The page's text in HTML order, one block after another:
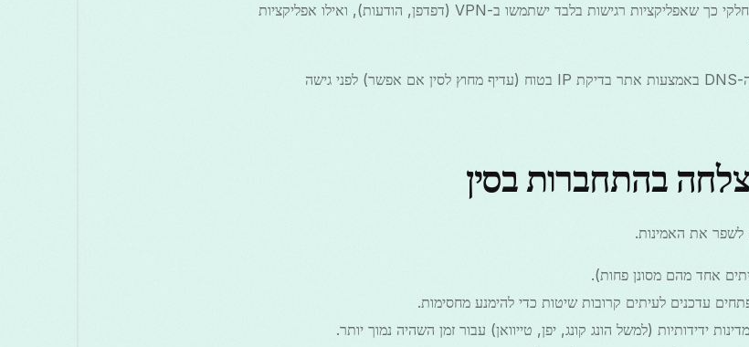
כדי לשמור על יציבות, הפעל ניתוב חלקי כך שאפליקציות רגישות בלבד ישתמשו ב-VPN (דפדפן, הודעות), ואילו אפליקציות
הערה: תמיד ודא את מצב דליפות ה-IP וה-DNS באמצעות אתר בדיקת IP בטוח (עדיף מחוץ לסין אם אפשר) לפני גישה
בהתחברות בסין
לשפר את האמינות.
עדכנים לעיתים קרובות שיטות כדי להימנע מחסימות.
ידידותיות (למשל הונג קונג, יפן, טייוואן) עבור זמן השהיה נמוך יותר.